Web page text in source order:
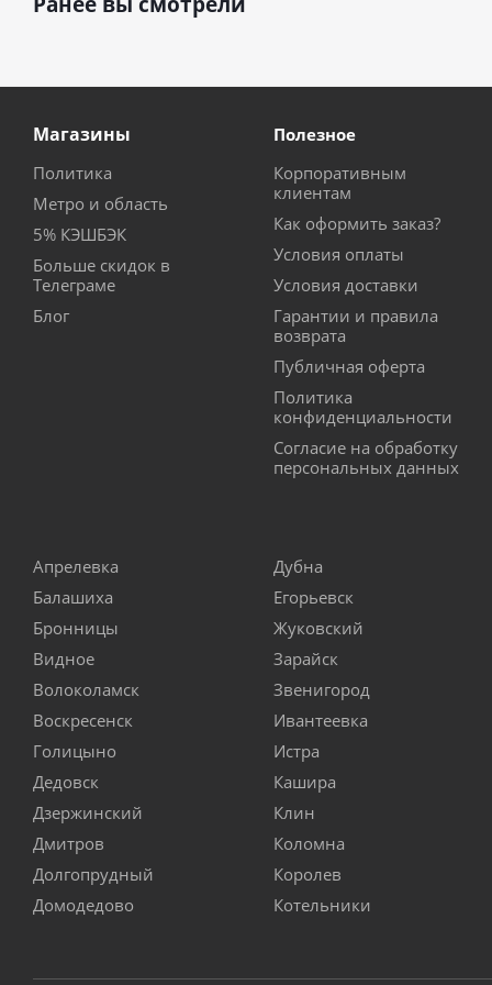
Магазины
Политика
Метро и область
5% КЭШБЭК
Больше скидок в
Телеграме
Блог
Полезное
Корпоративным
клиентам
Как оформить заказ?
Условия оплаты
Условия доставки
Гарантии и правила
возврата
Публичная оферта
Политика
конфиденциальности
Согласие на обработку
персональных данных
Апрелевка
Балашиха
Бронницы
Видное
Волоколамск
Воскресенск
Голицыно
Дедовск
Дзержинский
Дмитров
Долгопрудный
Домодедово
Дубна
Егорьевск
Жуковский
Зарайск
Звенигород
Ивантеевка
Истра
Кашира
Клин
Коломна
Королев
Котельники